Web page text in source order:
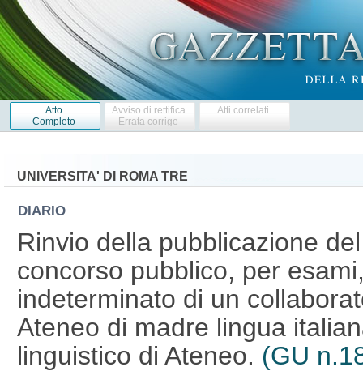
Atto
Completo
Avviso di rettifica
Errata corrige
Atti correlati
UNIVERSITA' DI ROMA TRE
DIARIO
Rinvio della pubblicazione
concorso pubblico, per
indeterminato di un
Ateneo di madre lingua
linguistico di Ateneo. (GU